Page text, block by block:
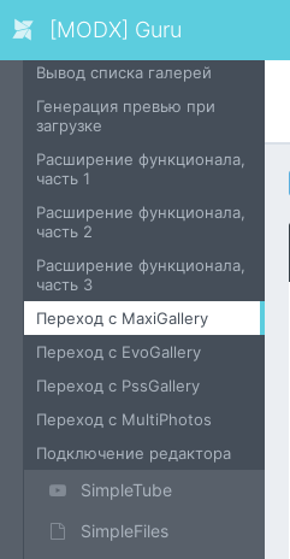
[MODX] Guru
Вывод изображений
Вывод списка галерей
Генерация превью при
загрузке
Расширение функционала,
часть 1
Расширение функционала,
часть 2
Расширение функционала,
часть 3
Переход с MaxiGallery
Переход с EvoGallery
Переход с PssGallery
Переход с MultiPhotos
Подключение редактора
SimpleTube
SimpleFiles